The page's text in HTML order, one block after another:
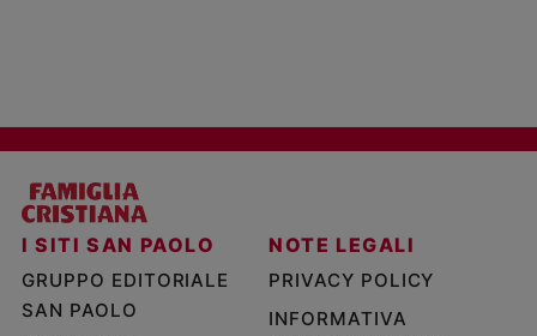
I SITI SAN PAOLO
GRUPPO EDITORIALE
SAN PAOLO
NOTE LEGALI
PRIVACY POLICY
INFORMATIVA